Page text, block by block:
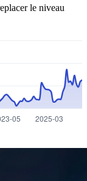
le niveau